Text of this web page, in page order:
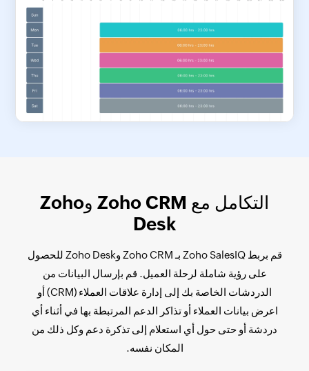
التكامل مع Zoho CRM وZoho
Desk
قم بربط Zoho SalesIQ بـ Zoho CRM وZoho Desk للحصول
على رؤية شاملة لرحلة العميل. قم بإرسال البيانات من
الدردشات الخاصة بك إلى إدارة علاقات العملاء (CRM) أو
اعرض بيانات العملاء أو تذاكر الدعم المرتبطة بها في أثناء أي
دردشة أو حتى حول أي استعلام إلى تذكرة دعم وكل ذلك من
المكان نفسه.